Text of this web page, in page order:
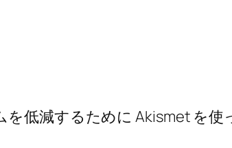
低減するために Akismet を使